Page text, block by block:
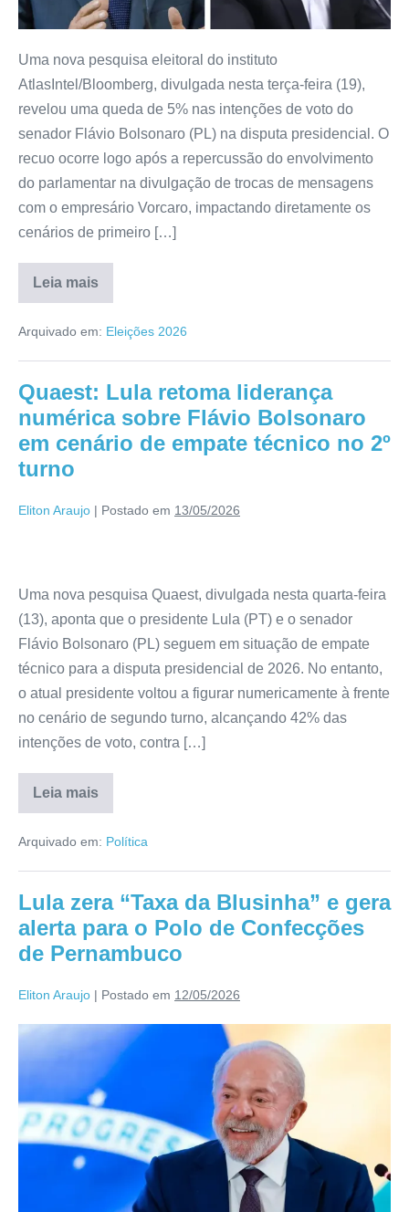
Uma nova pesquisa eleitoral do instituto
AtlasIntel/Bloomberg, divulgada nesta terça-feira (19),
revelou uma queda de 5% nas intenções de voto do
senador Flávio Bolsonaro (PL) na disputa presidencial. O
recuo ocorre logo após a repercussão do envolvimento
do parlamentar na divulgação de trocas de mensagens
com o empresário Vorcaro, impactando diretamente os
cenários de primeiro […]
Leia mais
Arquivado em: Eleições 2026
Quaest: Lula retoma liderança
numérica sobre Flávio Bolsonaro
em cenário de empate técnico no 2º
turno
Eliton Araujo | Postado em 13/05/2026
Uma nova pesquisa Quaest, divulgada nesta quarta-feira
(13), aponta que o presidente Lula (PT) e o senador
Flávio Bolsonaro (PL) seguem em situação de empate
técnico para a disputa presidencial de 2026. No entanto,
o atual presidente voltou a figurar numericamente à frente
no cenário de segundo turno, alcançando 42% das
intenções de voto, contra […]
Leia mais
Arquivado em: Política
Lula zera “Taxa da Blusinha” e gera
alerta para o Polo de Confecções
de Pernambuco
Eliton Araujo | Postado em 12/05/2026